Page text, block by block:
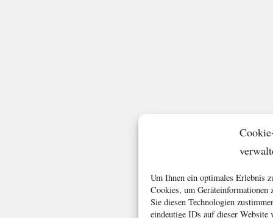
Um Ihnen ein optimales Erlebnis
Cookies, um Geräteinformationen
Sie diesen Technologien
eindeutige IDs auf dieser